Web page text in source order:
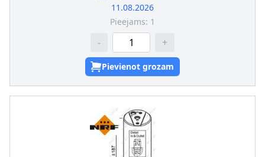
11.08.2026
Pieejams: 1
- +
Pievienot grozam